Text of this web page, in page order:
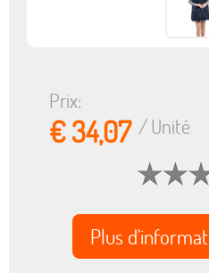
Prix:
€ 34,07/ Unité
Plus